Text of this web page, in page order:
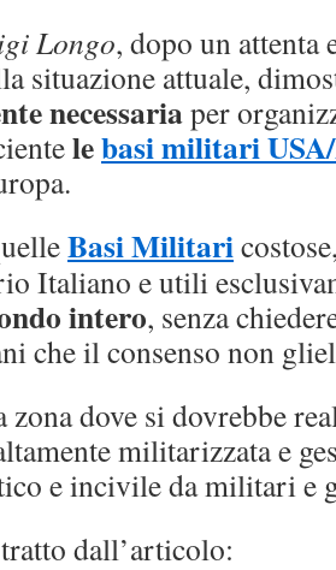
Longo, dopo un attenta
situazione attuale,
necessariaper
lebasi militari
Basi Militari
Italiano e utili
intero, senza
che il consenso non
zona dove si dovrebbe
militarizzata e
e incivile da militari e
dall’articolo: